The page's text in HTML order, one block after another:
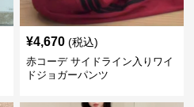
¥4,670 (税込)
赤コーデ サイドライン入りワイ
ドジョガーパンツ